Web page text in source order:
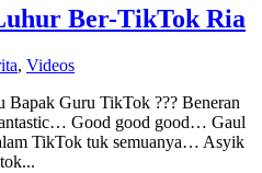
Ber-TikTok Ria
, Videos
Guru TikTok ??? Beneran
Good good good… Gaul
TikTok tuk semuanya… Asyik